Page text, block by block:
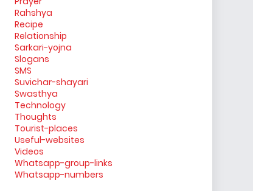
Rahshya
Recipe
Relationship
Sarkari-yojna
Slogans
SMS
Suvichar-shayari
Swasthya
Technology
Thoughts
Tourist-places
Useful-websites
Videos
Whatsapp-group-links
Whatsapp-numbers